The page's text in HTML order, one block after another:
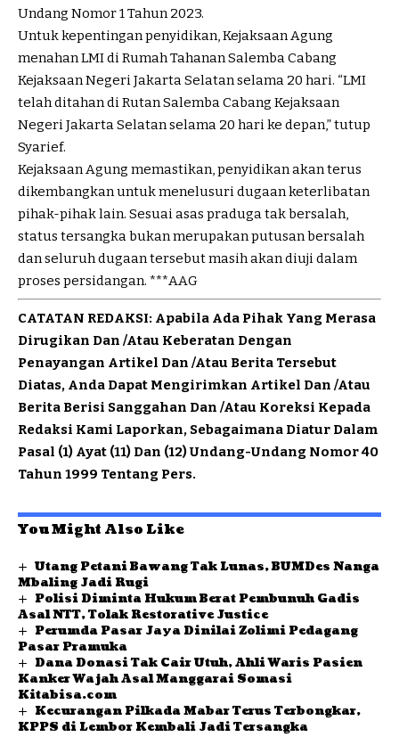
Undang Nomor 1 Tahun 2023.
Untuk kepentingan penyidikan, Kejaksaan Agung
menahan LMI di Rumah Tahanan Salemba Cabang
Kejaksaan Negeri Jakarta Selatan selama 20 hari. “LMI
telah ditahan di Rutan Salemba Cabang Kejaksaan
Negeri Jakarta Selatan selama 20 hari ke depan,” tutup
Syarief.
Kejaksaan Agung memastikan, penyidikan akan terus
dikembangkan untuk menelusuri dugaan keterlibatan
pihak-pihak lain. Sesuai asas praduga tak bersalah,
status tersangka bukan merupakan putusan bersalah
dan seluruh dugaan tersebut masih akan diuji dalam
proses persidangan. ***AAG
CATATAN REDAKSI: Apabila Ada Pihak Yang Merasa
Dirugikan Dan /Atau Keberatan Dengan
Penayangan Artikel Dan /Atau Berita Tersebut
Diatas, Anda Dapat Mengirimkan Artikel Dan /Atau
Berita Berisi Sanggahan Dan /Atau Koreksi Kepada
Redaksi Kami Laporkan, Sebagaimana Diatur Dalam
Pasal (1) Ayat (11) Dan (12) Undang-Undang Nomor 40
Tahun 1999 Tentang Pers.
You Might Also Like
Utang Petani Bawang Tak Lunas, BUMDes Nanga
Mbaling Jadi Rugi
Polisi Diminta Hukum Berat Pembunuh Gadis
Asal NTT, Tolak Restorative Justice
Perumda Pasar Jaya Dinilai Zolimi Pedagang
Pasar Pramuka
Dana Donasi Tak Cair Utuh, Ahli Waris Pasien
Kanker Wajah Asal Manggarai Somasi
Kitabisa.com
Kecurangan Pilkada Mabar Terus Terbongkar,
KPPS di Lembor Kembali Jadi Tersangka